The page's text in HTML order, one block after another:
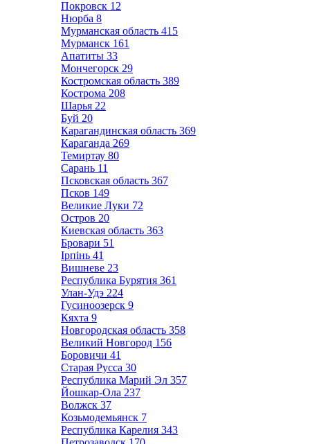
Покровск 12
Нюрба 8
Мурманская область 415
Мурманск 161
Апатиты 33
Мончегорск 29
Костромская область 389
Кострома 208
Шарья 22
Буй 20
Карагандинская область 369
Караганда 269
Темиртау 80
Сарань 11
Псковская область 367
Псков 149
Великие Луки 72
Остров 20
Киевская область 363
Бровари 51
Ірпінь 41
Вишневе 23
Республика Бурятия 361
Улан-Удэ 224
Гусиноозерск 9
Кяхта 9
Новгородская область 358
Великий Новгород 156
Боровичи 41
Старая Русса 30
Республика Марий Эл 357
Йошкар-Ола 237
Волжск 37
Козьмодемьянск 7
Республика Карелия 343